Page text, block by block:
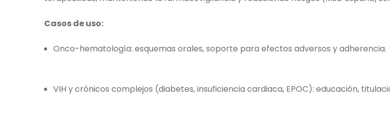
Casos de uso:
Onco-hematología: esquemas orales, soporte para efectos adversos y adherencia.
VIH y crónicos complejos (diabetes, insuficiencia cardiaca, EPOC): educación,